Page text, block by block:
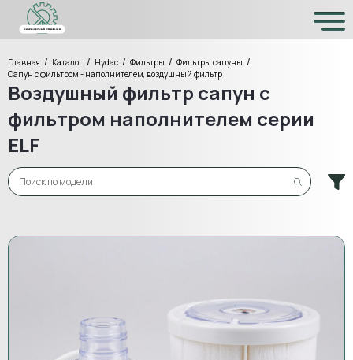
Главная / Каталог / Hydac / Фильтры / Фильтры сапуны /
Сапун с фильтром - наполнителем, воздушный фильтр
Воздушный фильтр сапун с
фильтром наполнителем серии
ELF